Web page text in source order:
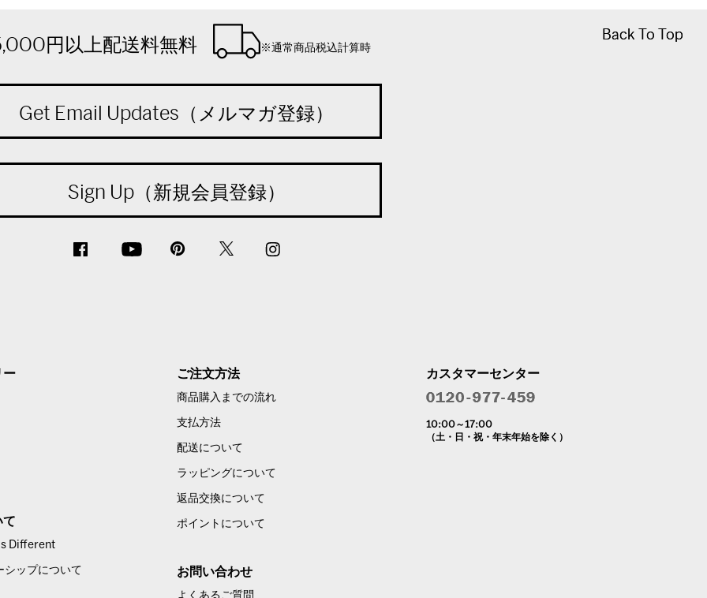
Back To Top
Back To Top
円以上配送料無料 ※通常商品税込計算時
Get Email Updates（メルマガ登録）
Sign Up（新規会員登録）
ー
て
Different
シップについて
ご注文方法
商品購入までの流れ
支払方法
配送について
ラッピングについて
返品交換について
ポイントについて
お問い合わせ
よくあるご質問
カスタマーセンター
10:00～17:00
（土・日・祝・年末年始を除く）